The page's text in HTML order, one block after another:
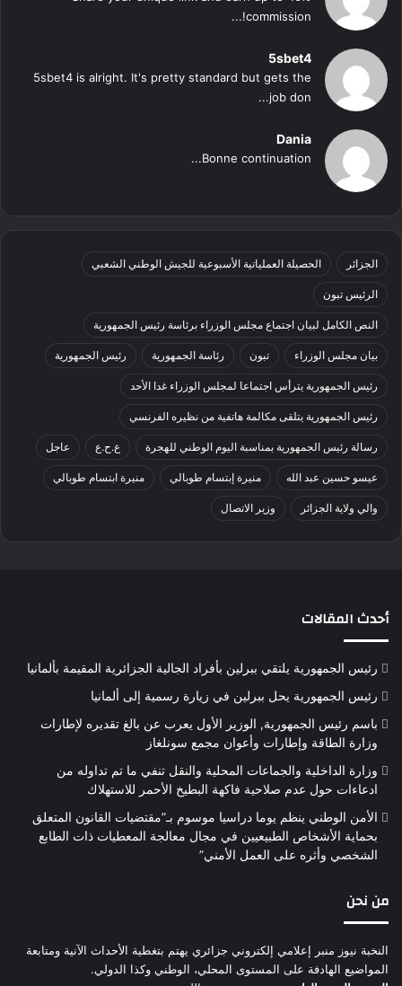
commission!...
5sbet4
5sbet4 is alright. It's pretty standard but gets the
job don...
Dania
Bonne continuation...
الجزائر الحصيلة العملياتية الأسبوعية للجيش الوطني الشعبي
الرئيس تبون
النص الكامل لبيان اجتماع مجلس الوزراء برئاسة رئيس الجمهورية
بيان مجلس الوزراء تبون رئاسة الجمهورية رئيس الجمهورية
رئيس الجمهورية يترأس اجتماعا لمجلس الوزراء غدا الأحد
رئيس الجمهورية يتلقى مكالمة هاتفية من نظيره الفرنسي
رسالة رئيس الجمهورية بمناسبة اليوم الوطني للهجرة ع.ح.ع عاجل
عيسو حسين عبد الله منيرة إبتسام طوبالي منيرة ابتسام طوبالي
والي ولاية الجزائر وزير الاتصال
أحدث المقالات
رئيس الجمهورية يلتقي ببرلين بأفراد الجالية الجزائرية المقيمة بألمانيا
رئيس الجمهورية يحل ببرلين في زيارة رسمية إلى ألمانيا
باسم رئيس الجمهورية, الوزير الأول يعرب عن بالغ تقديره لإطارات
وزارة الطاقة وإطارات وأعوان مجمع سونلغاز
وزارة الداخلية والجماعات المحلية والنقل تنفي ما تم تداوله من
ادعاءات حول عدم صلاحية فاكهة البطيخ الأحمر للاستهلاك
الأمن الوطني ينظم يوما دراسيا موسوم بـ”مقتضيات القانون المتعلق
بحماية الأشخاص الطبيعيين في مجال معالجة المعطيات ذات الطابع
الشخصي وأثره على العمل الأمني”
من نحن
النخبة نيوز منبر إعلامي إلكتروني جزائري يهتم بتغطية الأحداث الآنية ومتابعة
المواضيع الهادفة على المستوى المحلي، الوطني وكذا الدولي.